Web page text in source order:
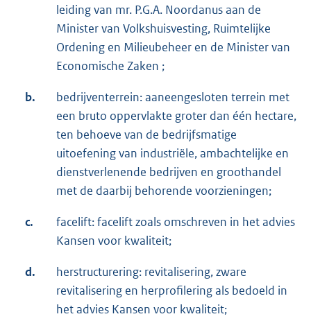
leiding van mr. P.G.A. Noordanus aan de
Minister van Volkshuisvesting, Ruimtelijke
Ordening en Milieubeheer en de Minister van
Economische Zaken ;
b.
bedrijventerrein: aaneengesloten terrein met
een bruto oppervlakte groter dan één hectare,
ten behoeve van de bedrijfsmatige
uitoefening van industriële, ambachtelijke en
dienstverlenende bedrijven en groothandel
met de daarbij behorende voorzieningen;
c.
facelift: facelift zoals omschreven in het advies
Kansen voor kwaliteit;
d.
herstructurering: revitalisering, zware
revitalisering en herprofilering als bedoeld in
het advies Kansen voor kwaliteit;